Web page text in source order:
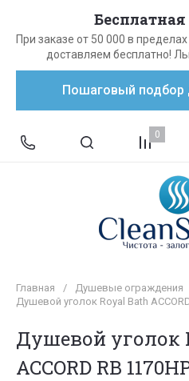
Бесплатная
При заказе от 50 000 в
доставляем бесплатно!
Пошаговый подбор
0
Главная / Душевые ограждения
Душевой уголок Royal Bath
Душевой уголок
ACCORD RB